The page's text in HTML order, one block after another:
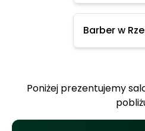
Barber w
Poniżej prezentujemy